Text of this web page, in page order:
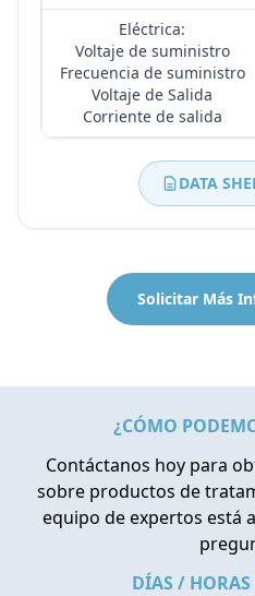
Eléctrica:
Voltaje de suministro
Frecuencia de suministro
Voltaje de Salida
Corriente de salida
DATA
Solicitar Más
¿CÓMO
Contáctanos hoy para
sobre productos de
equipo de expertos está
DÍAS / HORAS